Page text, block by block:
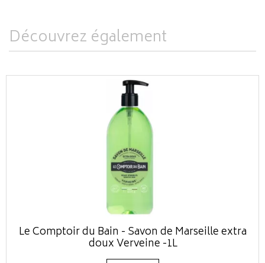
Découvrez également
Le Comptoir du Bain - Savon de Marseille extra
doux Verveine -1L